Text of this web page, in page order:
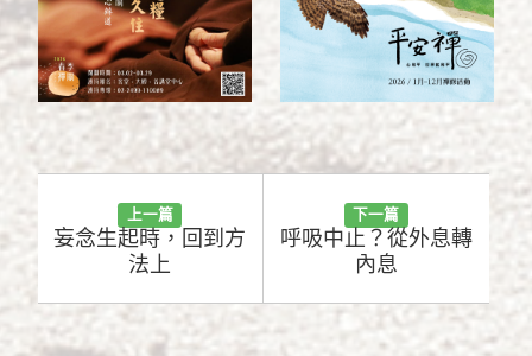
上一篇
妄念生起時，回到方
法上
下一篇
呼吸中止？從外息轉
內息